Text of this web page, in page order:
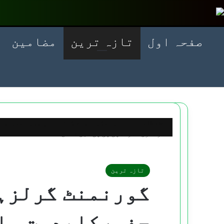
صفحہ اول تازہ ترین مضامین
تازہ ترین
گورنمنٹ